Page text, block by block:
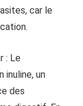
car le
: Le
inuline, un
des